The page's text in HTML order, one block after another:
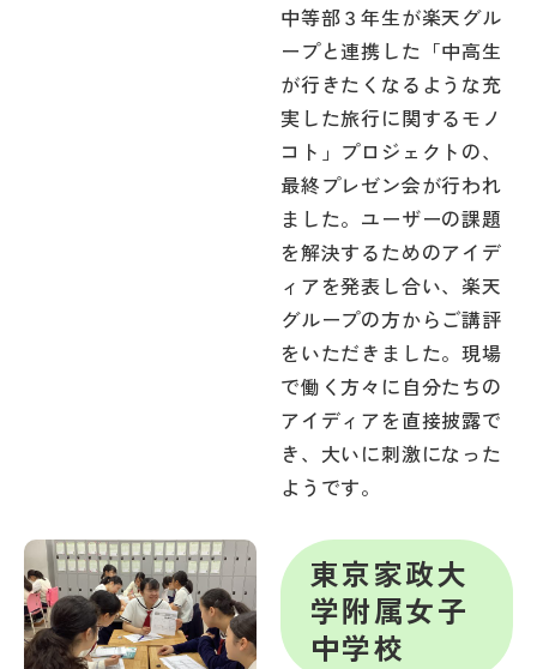
中等部３年生が楽天グル
ープと連携した「中高生
が行きたくなるような充
実した旅行に関するモノ
コト」プロジェクトの、
最終プレゼン会が行われ
ました。ユーザーの課題
を解決するためのアイデ
ィアを発表し合い、楽天
グループの方からご講評
をいただきました。現場
で働く方々に自分たちの
アイディアを直接披露で
き、大いに刺激になった
ようです。
東京家政大
学附属女子
中学校